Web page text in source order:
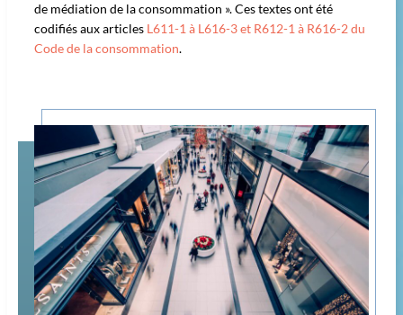
de médiation de la consommation ». Ces textes ont été
codifiés aux articles L611-1 à L616-3 et R612-1 à R616-2 du
Code de la consommation.